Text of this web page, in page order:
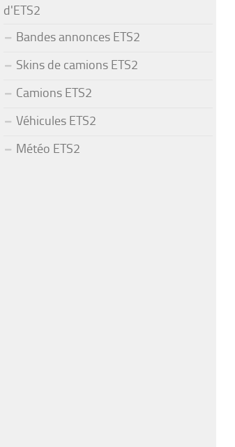
d'ETS2
Bandes annonces ETS2
Skins de camions ETS2
Camions ETS2
Véhicules ETS2
Météo ETS2